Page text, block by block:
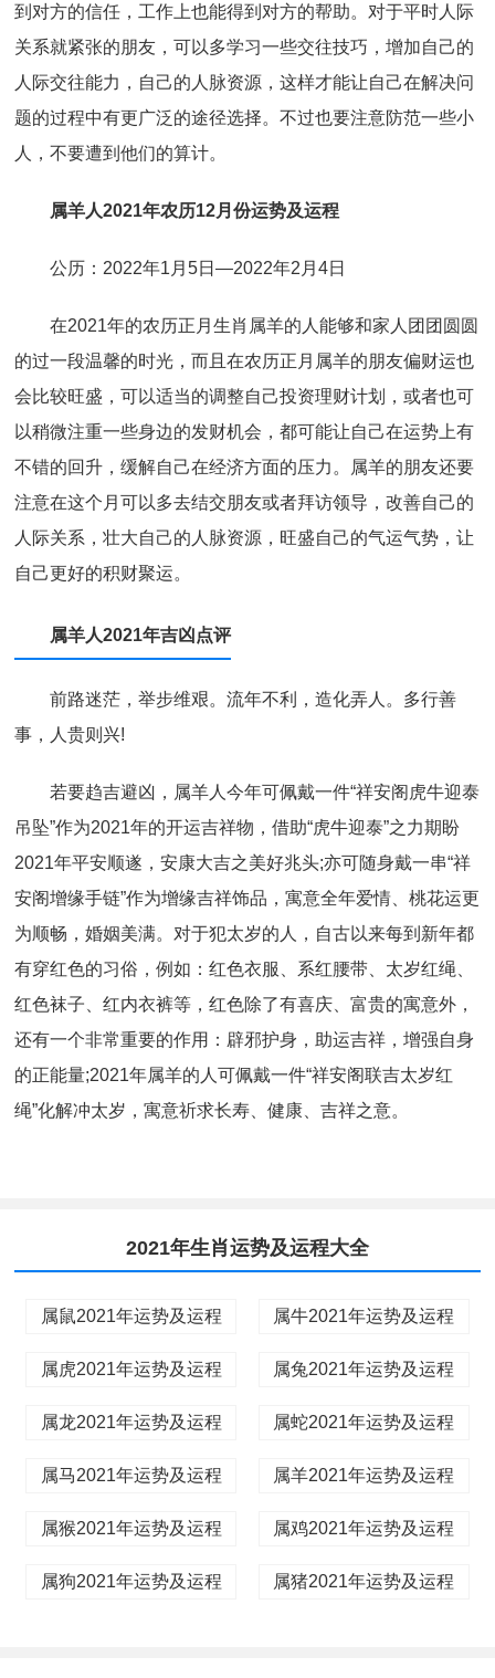
到对方的信任，工作上也能得到对方的帮助。对于平时人际
关系就紧张的朋友，可以多学习一些交往技巧，增加自己的
人际交往能力，自己的人脉资源，这样才能让自己在解决问
题的过程中有更广泛的途径选择。不过也要注意防范一些小
人，不要遭到他们的算计。
属羊人2021年农历12月份运势及运程
公历：2022年1月5日—2022年2月4日
在2021年的农历正月生肖属羊的人能够和家人团团圆圆
的过一段温馨的时光，而且在农历正月属羊的朋友偏财运也
会比较旺盛，可以适当的调整自己投资理财计划，或者也可
以稍微注重一些身边的发财机会，都可能让自己在运势上有
不错的回升，缓解自己在经济方面的压力。属羊的朋友还要
注意在这个月可以多去结交朋友或者拜访领导，改善自己的
人际关系，壮大自己的人脉资源，旺盛自己的气运气势，让
自己更好的积财聚运。
属羊人2021年吉凶点评
前路迷茫，举步维艰。流年不利，造化弄人。多行善
事，人贵则兴!
若要趋吉避凶，属羊人今年可佩戴一件“祥安阁虎牛迎泰
吊坠”作为2021年的开运吉祥物，借助“虎牛迎泰”之力期盼
2021年平安顺遂，安康大吉之美好兆头;亦可随身戴一串“祥
安阁增缘手链”作为增缘吉祥饰品，寓意全年爱情、桃花运更
为顺畅，婚姻美满。对于犯太岁的人，自古以来每到新年都
有穿红色的习俗，例如：红色衣服、系红腰带、太岁红绳、
红色袜子、红内衣裤等，红色除了有喜庆、富贵的寓意外，
还有一个非常重要的作用：辟邪护身，助运吉祥，增强自身
的正能量;2021年属羊的人可佩戴一件“祥安阁联吉太岁红
绳”化解冲太岁，寓意祈求长寿、健康、吉祥之意。
2021年生肖运势及运程大全
属鼠2021年运势及运程 属牛2021年运势及运程
属虎2021年运势及运程 属兔2021年运势及运程
属龙2021年运势及运程 属蛇2021年运势及运程
属马2021年运势及运程 属羊2021年运势及运程
属猴2021年运势及运程 属鸡2021年运势及运程
属狗2021年运势及运程 属猪2021年运势及运程